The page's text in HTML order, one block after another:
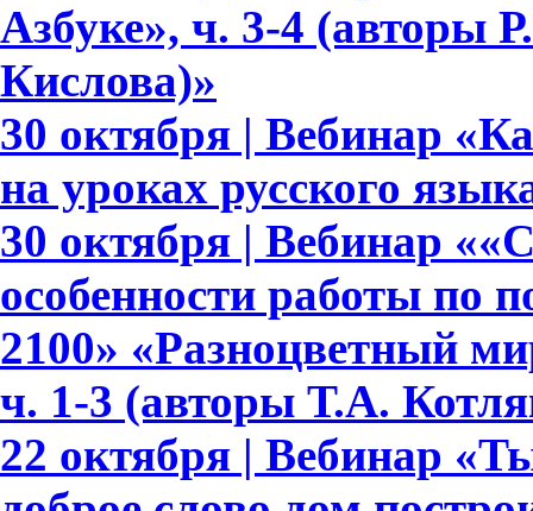
Азбуке», ч. 3-4 (авторы
Кислова)»
30 октября | Вебинар
на уроках русского
30 октября | Вебинар
особенности работы по
2100» «Разноцветный
ч. 1-3 (авторы Т.А.
22 октября | Вебинар